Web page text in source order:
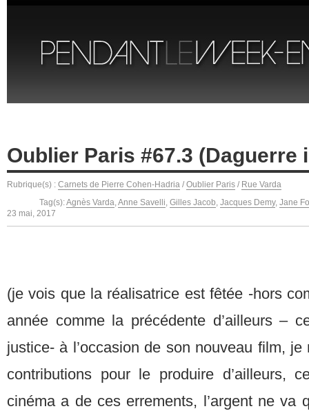
Oublier Paris #67.3 (Daguerre
Rubrique(s) : Carnets de Pierre Cohen-Hadria / Oublier Paris / Rue Varda
Tag(s):Agnès Varda,Anne Savelli, Gilles Jacob, Jacques Demy, Jane
23 mai, 2017
(je vois que la réalisatrice est fêtée -hors
année comme la précédente d’ailleurs –
justice- à l’occasion de son nouveau film, je
contributions pour le produire d’ailleurs,
cinéma a de ces errements, l’argent ne va